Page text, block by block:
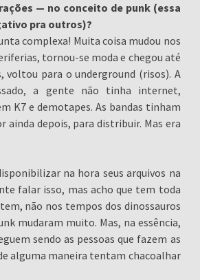
— no conceito de punk (essa
pra outros)?
complexa! Muita coisa mudou nos
tornou-se moda e chegou até
voltou para o underground (risos). A
a gente não tinha internet,
K7 e demotapes. As bandas tinham
ainda depois, para distribuir. Mas era
na hora seus arquivos na
falar isso, mas acho que tem toda
não nos tempos dos dinossauros
mudaram muito. Mas, na essência,
sendo as pessoas que fazem as
alguma maneira tentam chacoalhar